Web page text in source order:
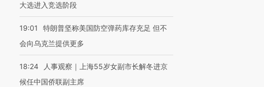
大选进入竞选阶段
19:01
特朗普坚称美国防空弹药库存充足 但不
会向乌克兰提供更多
18:24
人事观察｜上海55岁女副市长解冬进京
候任中国侨联副主席